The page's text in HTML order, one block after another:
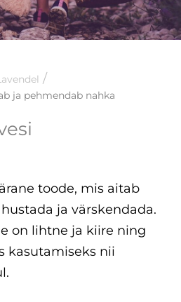
/
ja pehmendab nahka
toode, mis aitab
ja värskendada.
on lihtne ja kiire ning
kasutamiseks nii